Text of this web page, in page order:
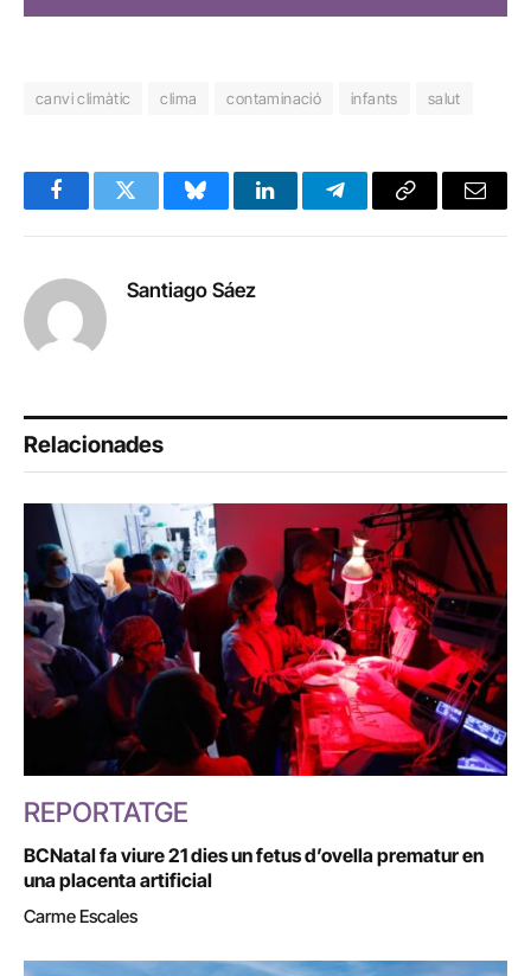
canvi climàtic clima contaminació infants salut
FacebookTwitter BlueskyLinkedInTelegramCopy
Email
Santiago Sáez
Relacionades
REPORTATGE
BCNatal fa viure 21 dies un fetus d’ovella prematur en
una placenta artificial
Carme Escales